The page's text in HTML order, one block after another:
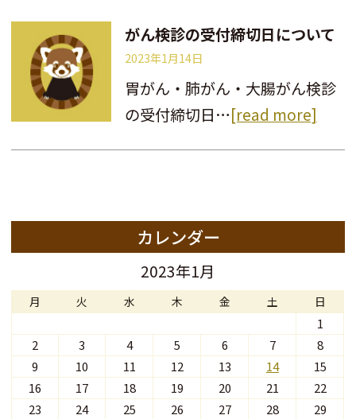
がん検診の受付締切日について
2023年1月14日
胃がん・肺がん・大腸がん検診
の受付締切日…[read more]
カレンダー
2023年1月
月 火 水 木 金 土 日
1
2
3 4 5 6 7
8
9
10 11 12 13 14
15
16
17 18 19 20 21
22
23
24 25 26 27 28
29